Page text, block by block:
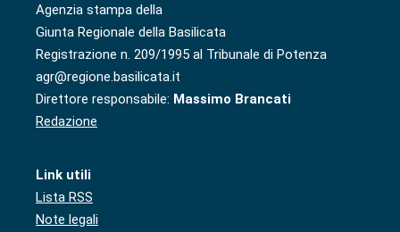
Agenzia stampa della
Giunta Regionale della Basilicata
Registrazione n. 209/1995 al Tribunale di Potenza
agr@regione.basilicata.it
Direttore responsabile: Massimo Brancati
Redazione
Link utili
Lista RSS
Note legali